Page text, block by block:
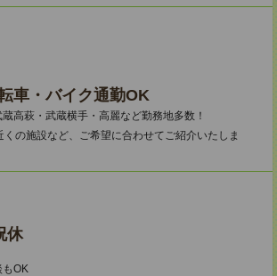
車・バイク通勤OK
蔵高萩・武蔵横手・高麗など勤務地多数！
の施設など、ご希望に合わせてご紹介いたしま
休
OK